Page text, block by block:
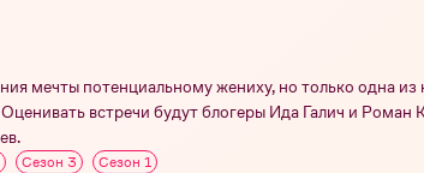
мечты потенциальному жениху, но только одна из
встречи будут блогеры Ида Галич и Роман
Сезон 3 Сезон 1